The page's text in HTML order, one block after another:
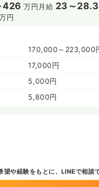
426 万円 月給 23～28.3
円
170,000～223,000
17,000円
5,000円
5,800円
望や経験をもとに、LINEで相談